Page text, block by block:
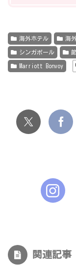
海外ホテル 海
シンガポール
Marriott Bonvoy
関連記事